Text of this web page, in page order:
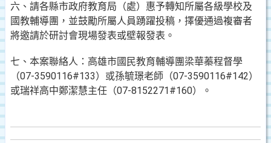
六、請各縣市政府教育局（處）惠予轉知所屬各級學校及
國教輔導團，並鼓勵所屬人員踴躍投稿，擇優通過複審者
將邀請於研討會現場發表或壁報發表。
七、本案聯絡人：高雄市國民教育輔導團梁華蓁程督學
（07-3590116#133）或孫毓璟老師（07-3590116#142）
或瑞祥高中鄭潔慧主任（07-8152271#160）。